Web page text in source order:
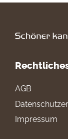
AGB
Impressum